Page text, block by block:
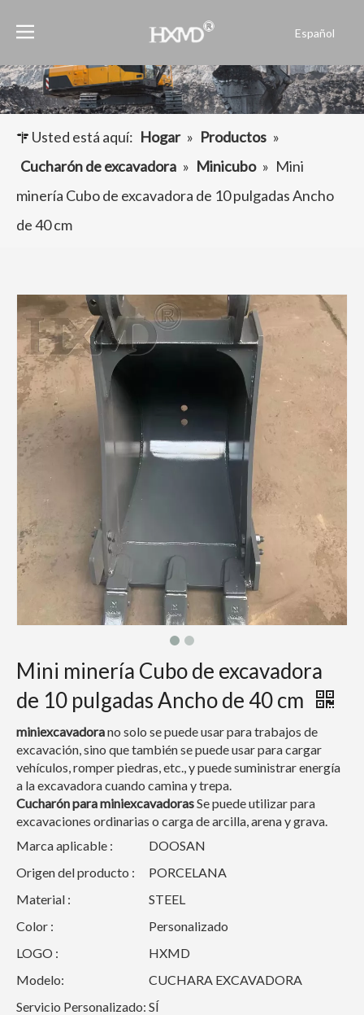
Español
العربية
Français
Usted está aquí: Hogar » Productos »
Cucharón de excavadora » Minicubo » Mini
minería Cubo de excavadora de 10 pulgadas Ancho
de 40 cm
Mini minería Cubo de excavadora
de 10 pulgadas Ancho de 40 cm
miniexcavadorano solo se puede usar para trabajos de
excavación, sino que también se puede usar para cargar
vehículos, romper piedras, etc., y puede suministrar energía
a la excavadora cuando camina y trepa.
Cucharón para miniexcavadorasSe puede utilizar para
excavaciones ordinarias o carga de arcilla, arena y grava.
Marca aplicable :
DOOSAN
Origen del producto :
PORCELANA
Material :
STEEL
Color :
Personalizado
LOGO :
HXMD
Modelo:
CUCHARA EXCAVADORA
Servicio Personalizado: SÍ